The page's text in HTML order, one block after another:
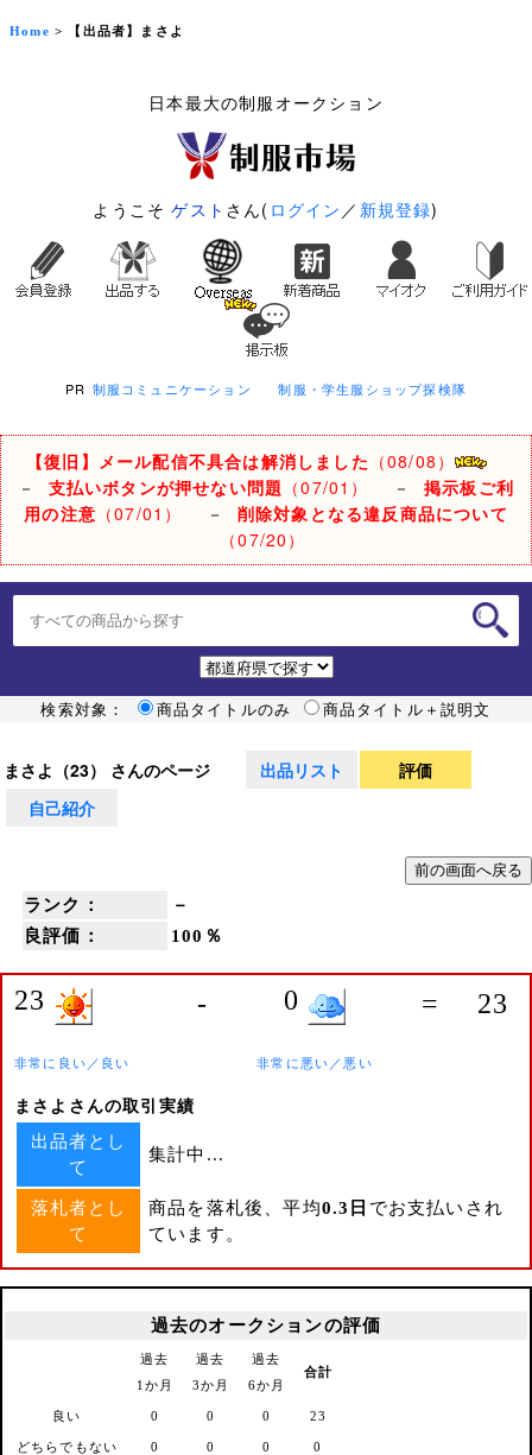
Home > 【出品者】まさよ
日本最大の制服オークション
ようこそゲスト さん( ログイン ／ 新規登録)
PR 制服コミュニケーション 制服・学生服ショップ探検隊
【復旧】メール配信不具合は解消しました （08/08）
－ 支払いボタンが押せない問題 （07/01） －掲示板ご利
用の注意 （07/01） － 削除対象となる違反商品について
（07/20）
検索対象： 商品タイトルのみ 商品タイトル＋説明文
まさよ（23） さんのページ 出品リスト
評価
自己紹介
ランク：
－
良評価：
100％
23 - 0 = 23
非常に良い／良い 非常に悪い／悪い
まさよさんの取引実績
出品者とし
て
集計中...
落札者とし
て
商品を落札後、平均0.3日 でお支払いされ
ています。
過去のオークションの評価
過去
1か月
過去
3か月
過去
6か月
合計
良い 0 0 0 23
どちらでもない 0 0 0 0